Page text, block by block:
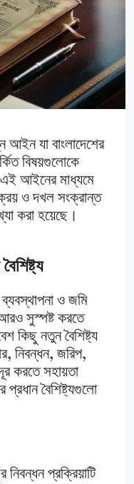
যা বাংলাদেশের
বিষয়গুলোকে
আইনের মাধ্যমে
ও দখল সংক্রান্ত
করা হয়েছে।
ও জমি
সুস্পষ্ট করতে
কিছু নতুন বৈশিষ্ট্য
নিবন্ধন, জরিপ,
করতে সহায়তা
বৈশিষ্ট্যগুলো
প্রক্রিয়াটি